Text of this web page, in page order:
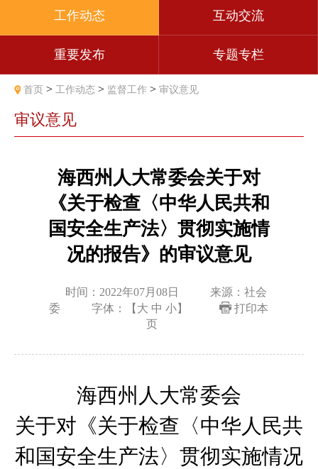
工作动态 互动交流
重要发布 专题专栏
首页 > 工作动态 > 监督工作 > 审议意见
审议意见
海西州人大常委会关于对
《关于检查〈中华人民共和
国安全生产法〉贯彻实施情
况的报告》的审议意见
时间：2022年07月08日
来源：社会
委
字体：【 大 中 小】
打印本
页
海西州人大常委会
关于对《关于检查〈中华人民共
和国安全生产法〉 贯彻实施情况